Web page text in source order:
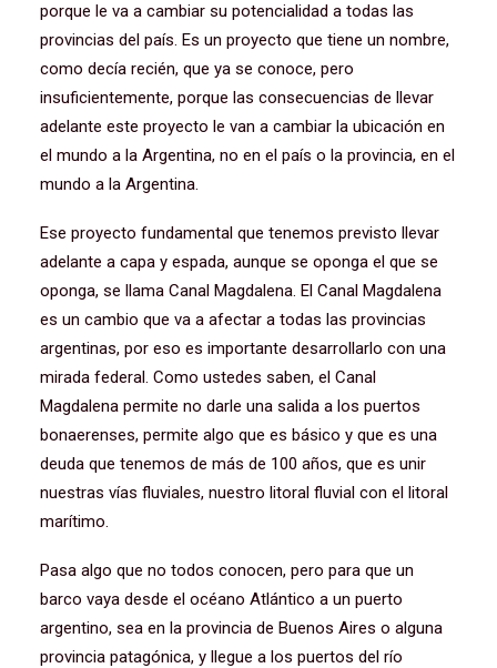
porque le va a cambiar su potencialidad a todas las
provincias del país. Es un proyecto que tiene un nombre,
como decía recién, que ya se conoce, pero
insuficientemente, porque las consecuencias de llevar
adelante este proyecto le van a cambiar la ubicación en
el mundo a la Argentina, no en el país o la provincia, en el
mundo a la Argentina.
Ese proyecto fundamental que tenemos previsto llevar
adelante a capa y espada, aunque se oponga el que se
oponga, se llama Canal Magdalena. El Canal Magdalena
es un cambio que va a afectar a todas las provincias
argentinas, por eso es importante desarrollarlo con una
mirada federal. Como ustedes saben, el Canal
Magdalena permite no darle una salida a los puertos
bonaerenses, permite algo que es básico y que es una
deuda que tenemos de más de 100 años, que es unir
nuestras vías fluviales, nuestro litoral fluvial con el litoral
marítimo.
Pasa algo que no todos conocen, pero para que un
barco vaya desde el océano Atlántico a un puerto
argentino, sea en la provincia de Buenos Aires o alguna
provincia patagónica, y llegue a los puertos del río